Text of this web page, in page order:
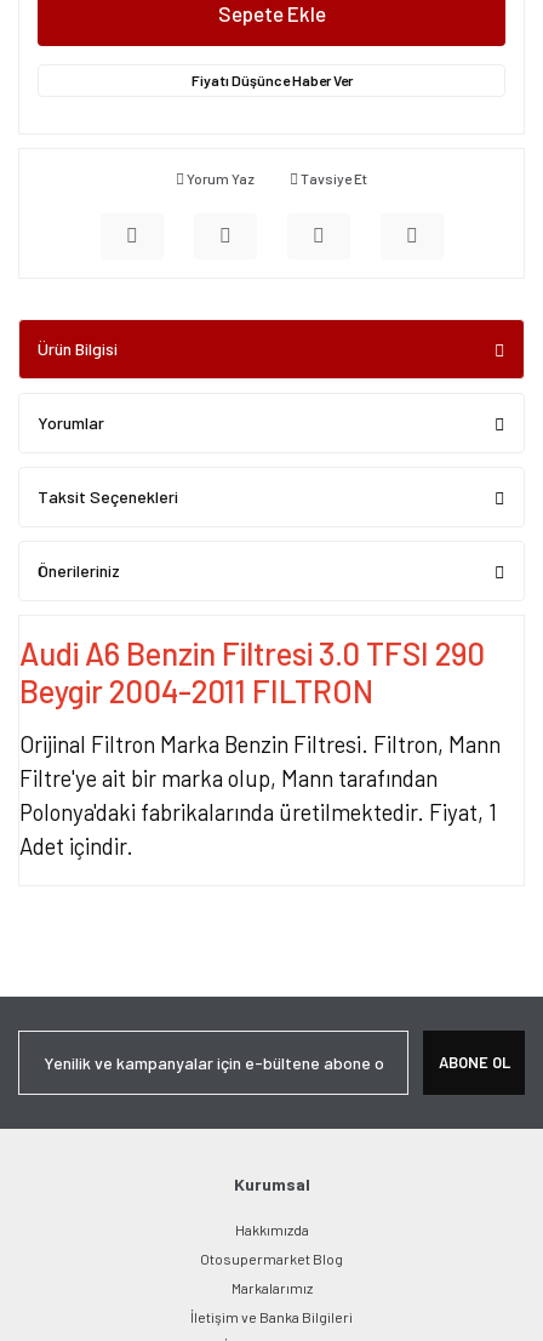
Sepete Ekle
Fiyatı Düşünce Haber Ver
Yorum Yaz Tavsiye Et
Ürün Bilgisi
Yorumlar
Taksit Seçenekleri
Önerileriniz
Audi A6 Benzin Filtresi 3.0 TFSI 290
Beygir 2004-2011 FILTRON
Orijinal Filtron Marka Benzin Filtresi. Filtron, Mann
Filtre'ye ait bir marka olup, Mann tarafından
Polonya'daki fabrikalarında üretilmektedir. Fiyat, 1
Adet içindir.
Ürün açıklamasında eksik bilgiler bulunuyor.
Bu ürüne benzer farklı alternatifler olmalı.
ABONE OL
Kurumsal
Hakkımızda
Otosupermarket Blog
Markalarımız
İletişim ve Banka Bilgileri